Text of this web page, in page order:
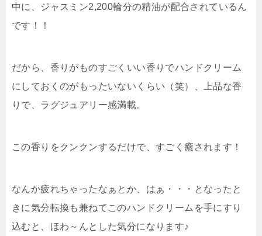
中に、ジャスミン2,200輪分の精油が配合されているん
です！！
だから、香りがものすごくいい香りでハンドクリーム
にしておくのがもったいないくらい（笑）、上品な香
りで、ラグジュアリー感満載。
この香りをクンクンするだけで、すごく癒されます！
なんか疲れちゃったなぁとか、はぁ・・・となったと
きに気分転換も兼ねてこのハンドクリームを手にすり
込むと、ほわ～んとした気分になります♪